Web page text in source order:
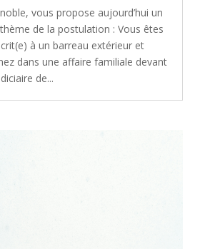
vous propose aujourd’hui un
de la postulation : Vous êtes
à un barreau extérieur et
dans une affaire familiale devant
de...